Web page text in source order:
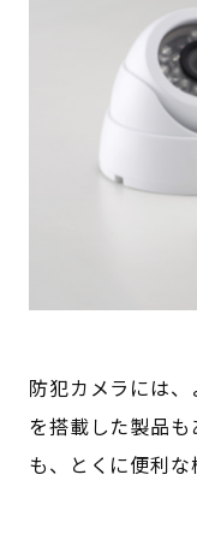
防犯カメラには
を搭載した製品
も、とくに便利な